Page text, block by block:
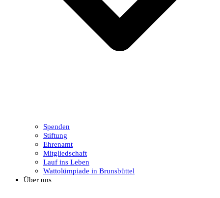
Spenden
Stiftung
Ehrenamt
Mitgliedschaft
Lauf ins Leben
Wattolümpiade in Brunsbüttel
Über uns